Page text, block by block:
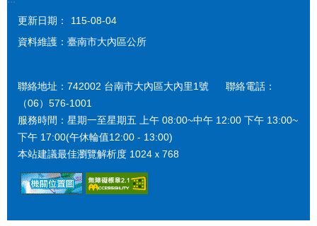
更新日期：
115-08-04
資料維護：臺南市大內區公所
聯絡地址：742002 台南市大內區大內里1號 聯絡電話：
（06）576-1001
服務時間：星期一至星期五 上午 08:00~中午 12:00 下午 13:00~
下午 17:00(午休輪值12:00 - 13:00)
本站建議最佳瀏覽解析度 1024ｘ768